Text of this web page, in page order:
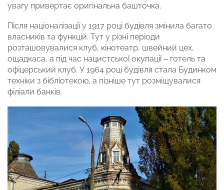
увагу привертає оригінальна башточка.
Після націоналізації у 1917 році будівля змінила багато
власників та функцій. Тут у різні періоди
розташовувалися клуб, кінотеатр, швейний цех,
ощадкаса, а під час нацистської окупації – готель та
офіцерський клуб. У 1964 році будівля стала Будинком
техніки з бібліотекою, а пізніше тут розміщувалися
філіали банків.